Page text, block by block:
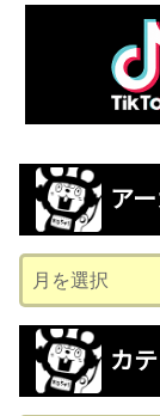
ア
ー
カ
ブ
カ